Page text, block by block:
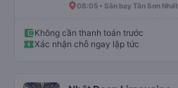
08:05 • Sân bay Tân Sơn Nhất
Không cần thanh toán trước
Xác nhận chỗ ngay lập tức